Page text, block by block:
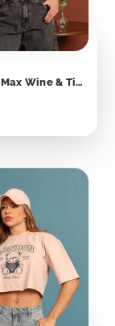
Cropped Max Wine & Time Chill Cachorrinhos